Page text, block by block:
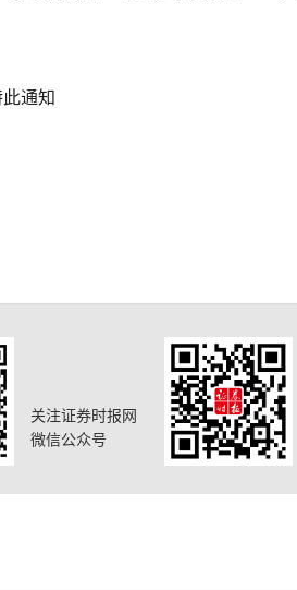
通知
关注证券时报网
微信公众号